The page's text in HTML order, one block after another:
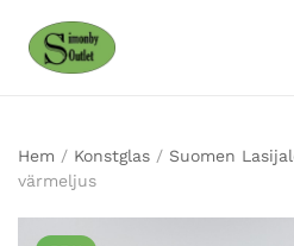
Skip to main content
Hem / Konstglas / Suomen
värmeljus